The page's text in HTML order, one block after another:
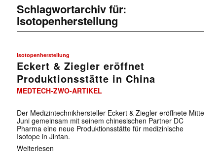
Schlagwortarchiv für:
Isotopenherstellung
Isotopenherstellung
Eckert & Ziegler eröffnet
Produktionsstätte in China
MEDTECH-ZWO-ARTIKEL
Der Medizintechnikhersteller Eckert & Ziegler eröffnete Mitte
Juni gemeinsam mit seinem chinesischen Partner DC
Pharma eine neue Produktionsstätte für medizinische
Isotope in Jintan.
Weiterlesen